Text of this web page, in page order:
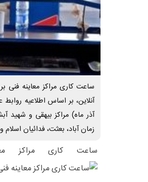
ساعت کاری مراکز معاینه فنی
آذر ماه) مراکز بیهقی و شهید
زمان آباد، بعثت، فدائیان
ساعت کاری مراکز